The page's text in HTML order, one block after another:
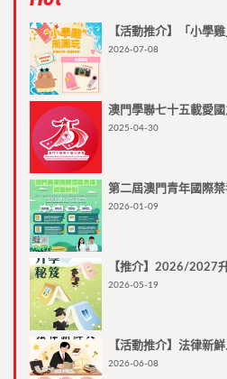
【活動推介】「小學
2026-07-08
澳門學聯七十五載愛國
2025-04-30
第二屆澳門青年國際
2026-01-09
【推介】2026/2027
2026-05-19
【活動推介】法律新
2026-06-08